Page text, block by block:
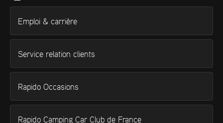
Emploi & carrière
Service relation clients
Rapido Occasions
Rapido Camping Car Club de France